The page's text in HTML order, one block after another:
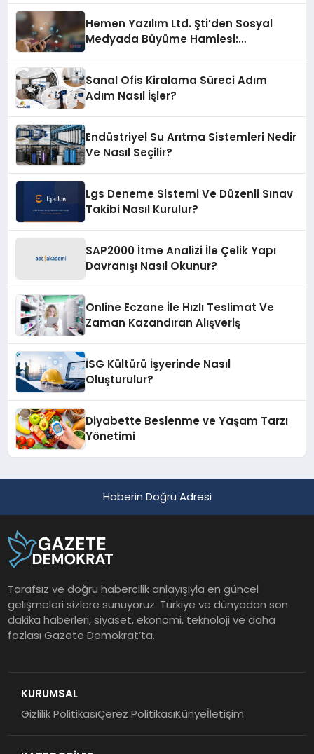
Hemen Yazılım Ltd. Şti’den Sosyal
Medyada Büyüme Hamlesi:
Sanal Ofis Kiralama Süreci Adım
Adım Nasıl İşler?
Endüstriyel Su Arıtma Sistemleri Nedir
Ve Nasıl Seçilir?
Lgs Deneme Sistemi Ve Düzenli Sınav
Takibi Nasıl Kurulur?
SAP2000 İtme Analizi İle Çelik Yapı
Davranışı Nasıl Okunur?
Online Eczane İle Hızlı Teslimat Ve
Zaman Kazandıran Alışveriş
İSG Kültürü İşyerinde Nasıl
Oluşturulur?
Diyabette Beslenme ve Yaşam Tarzı
Yönetimi
Haberin Doğru Adresi
Tarafsız ve doğru habercilik anlayışıyla en güncel
gelişmeleri sizlere sunuyoruz. Türkiye ve dünyadan son
dakika haberleri, siyaset, ekonomi, teknoloji ve daha
fazlası Gazete Demokrat’ta.
KURUMSAL
Gizlilik PolitikasıÇerez PolitikasıKünyeİletişim